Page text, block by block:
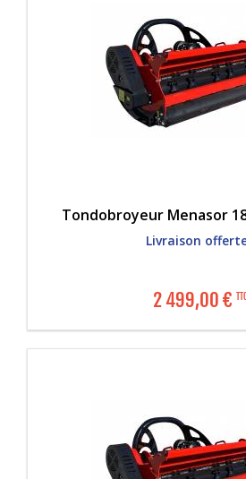
Tondobroyeur Menasor
2 499,00€
Livraison